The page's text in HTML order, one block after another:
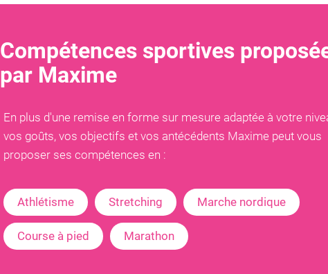
Compétences sportives
par Maxime
En plus d'une remise en forme sur mesure adaptée à votre
vos goûts, vos objectifs et vos antécédents Maxime peut vous
proposer ses compétences en :
Athlétisme Stretching Marche nordique
Course à pied Marathon